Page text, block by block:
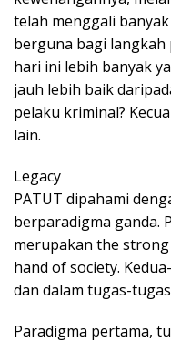
telah menggali
berguna bagi langkah
hari ini lebih banyak
jauh lebih baik
pelaku kriminal?
lain.
Legacy
PATUT dipahami
berparadigma ganda.
merupakan the
hand of society.
dan dalam tugas-
Paradigma pertama,